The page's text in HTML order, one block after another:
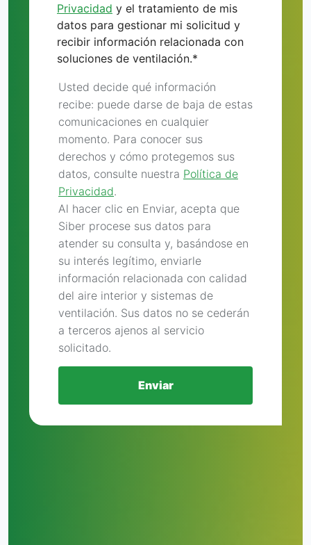
Privacidad y el tratamiento de mis
datos para gestionar mi solicitud y
recibir información relacionada con
soluciones de ventilación.*
Usted decide qué información
recibe: puede darse de baja de estas
comunicaciones en cualquier
momento. Para conocer sus
derechos y cómo protegemos sus
datos, consulte nuestra Política de
Privacidad.
Al hacer clic en Enviar, acepta que
Siber procese sus datos para
atender su consulta y, basándose en
su interés legítimo, enviarle
información relacionada con calidad
del aire interior y sistemas de
ventilación. Sus datos no se cederán
a terceros ajenos al servicio
solicitado.